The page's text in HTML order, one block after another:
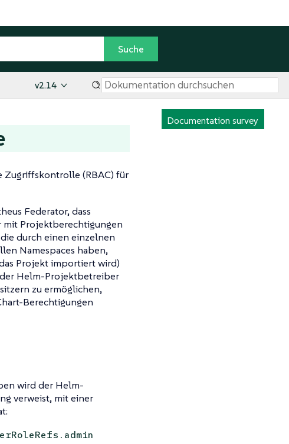
v2.14
Documentation survey
Zugriffskontrolle (RBAC) für
Federator, dass
mit Projektberechtigungen
durch einen einzelnen
Namespaces haben,
Projekt importiert wird)
Helm-Projektbetreiber
zu ermöglichen,
Berechtigungen
wird der Helm-
verweist, mit einer